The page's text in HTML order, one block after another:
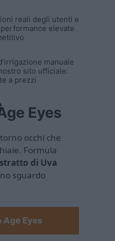
reali degli utenti e
elevate
manuale
sito ufficiale:
a prezzi
Eyes
occhi che
Formula
di Uva
sguardo
Age Eyes